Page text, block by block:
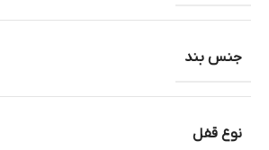
جنس بند
نوع قفل